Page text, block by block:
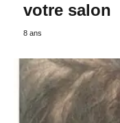
votre salon
8 ans